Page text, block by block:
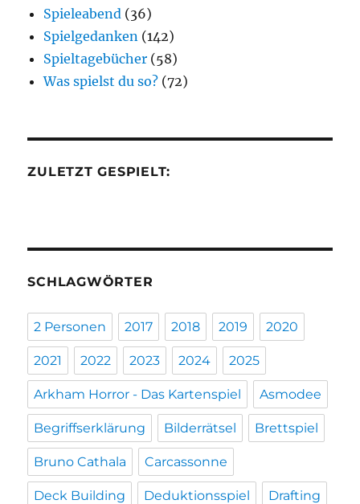
Spieleabend (36)
Spielgedanken (142)
Spieltagebücher (58)
Was spielst du so? (72)
ZULETZT GESPIELT:
SCHLAGWÖRTER
2 Personen 2017 2018 2019 2020
2021 2022 2023 2024 2025
Arkham Horror - Das Kartenspiel Asmodee
Begriffserklärung Bilderrätsel Brettspiel
Bruno Cathala Carcassonne
Deck Building Deduktionsspiel Drafting